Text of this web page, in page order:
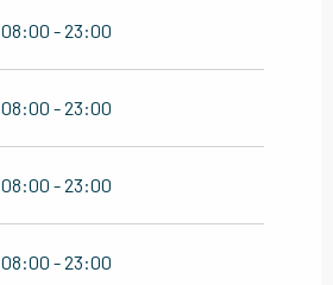
08:00 - 23:00
08:00 - 23:00
08:00 - 23:00
08:00 - 23:00